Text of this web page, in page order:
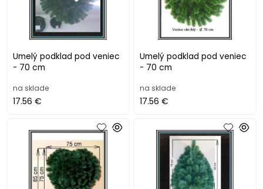
Umelý podklad pod veniec
- 70 cm
na sklade
17.56 €
Umelý podklad pod veniec
- 70 cm
na sklade
17.56 €